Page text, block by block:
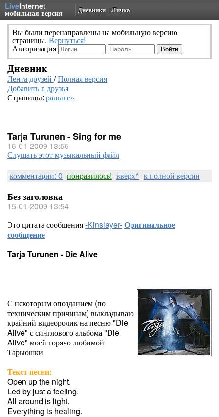
LiveInternet
мобильная версия Дневники Личка
Вы были перенаправлены на мобильную версию
страницы. Вернуться!
Авторизация
Дневник
Лента друзей /Полная версия
Добавить в друзья
Страницы: раньше»
Tarja Turunen - Sing for me
15-01-2009 13:55
Слушать этот музыкальный файл
комментарии: 0 понравилось! вверх^ к полной версии
Без заголовка
15-01-2009 13:54
Это цитата сообщения-Kinslayer-Оригинальное
сообщение
Tarja Turunen - Die Alive
С некоторым опозданием (по
техническим причинам) выкладываю
крайний видеоролик на песню "Die
Alive" с синглового альбома "Die
Alive" моей горячо любимой
Тарьюшки.
Текст песни:
Open up the night.
Led by just a feeling.
All around is light.
Everything is healing.